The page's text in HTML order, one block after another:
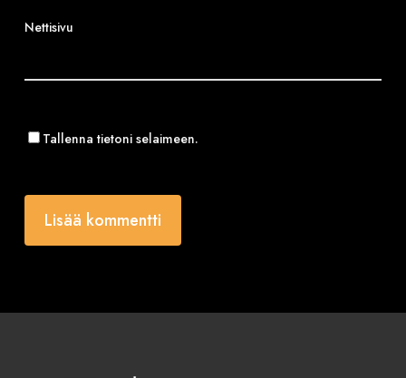
Nettisivu
Tallenna tietoni selaimeen.